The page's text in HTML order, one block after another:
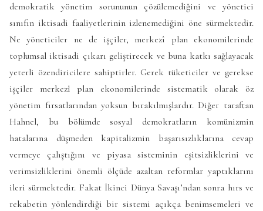
demokratik yönetim sorununun çözülemediğini ve yönetici
sınıfın iktisadi faaliyetlerinin izlenemediğini öne sürmektedir.
Ne yöneticiler ne de işçiler, merkezî plan ekonomilerinde
toplumsal iktisadi çıkarı geliştirecek ve buna katkı sağlayacak
yeterli özendiricilere sahiptirler. Gerek tüketiciler ve gerekse
işçiler merkezî plan ekonomilerinde sistematik olarak öz
yönetim fırsatlarından yoksun bırakılmışlardır. Diğer taraftan
Hahnel, bu bölümde sosyal demokratların komünizmin
hatalarına düşmeden kapitalizmin başarısızlıklarına cevap
vermeye çalıştığını ve piyasa sisteminin eşitsizliklerini ve
verimsizliklerini önemli ölçüde azaltan reformlar yaptıklarını
ileri sürmektedir. Fakat İkinci Dünya Savaşı’ndan sonra hırs ve
rekabetin yönlendirdiği bir sistemi açıkça benimsemeleri ve